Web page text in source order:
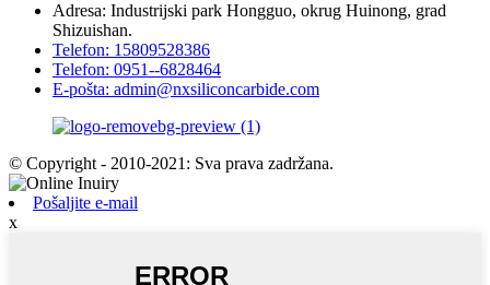
Adresa: Industrijski park Hongguo, okrug Huinong, grad
Shizuishan.
Telefon: 15809528386
Telefon: 0951--6828464
E-pošta: admin@nxsiliconcarbide.com
© Copyright - 2010-2021: Sva prava zadržana.
Pošaljite e-mail
x